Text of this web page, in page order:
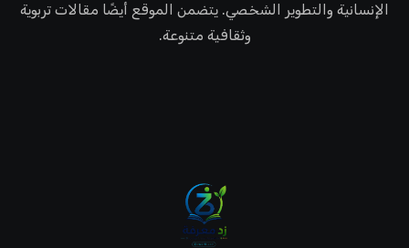
الإنسانية والتطوير الشخصي. يتضمن الموقع أيضًا مقالات تربوية
وثقافية متنوعة.